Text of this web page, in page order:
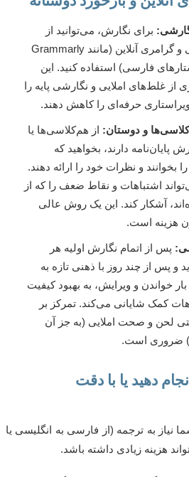
برای نگارش، می‌توانید از
ابزارهای تصحیح املایی و گرامری آنلاین (مانند Grammarly
فارسی) استفاده کنید. این
غلط‌های املایی و نگارشی پایه را
حرفه‌ای را کاهش دهند.
و دوستان:از هم‌کلاسی‌ها یا
دارند، بخواهید که
و نظرات خود را ارائه دهند.
اشتباهات و نقاط ضعف را که از
آشکار کند. این یک روش عالی
است.
از اتمام نگارش اولیه هر
از چند روز با ذهنی تازه به
و ویرایش، به بهبود کیفیت
شایانی می‌کند. تمرکز بر
و صحت املایی (به جز آن
دهید یا با دقت
به ترجمه (از فارسی به انگلیسی یا
زیادی داشته باشد.